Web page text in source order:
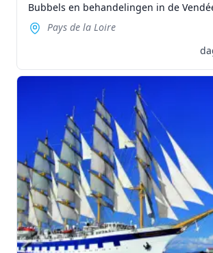
Bubbels en behandelingen in de
Pays de la Loire